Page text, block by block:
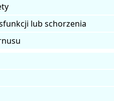
lub schorzenia